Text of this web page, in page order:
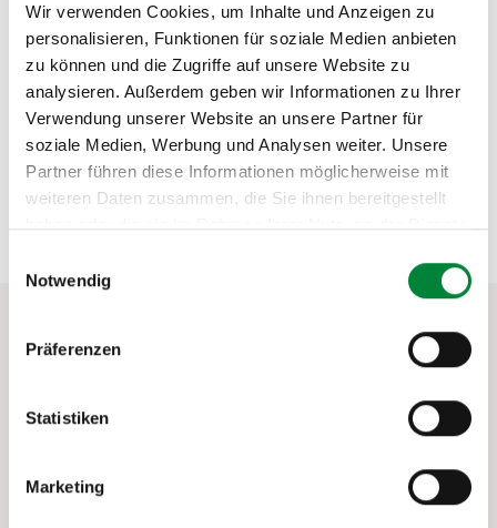
Wir verwenden Cookies, um Inhalte und Anzeigen zu
personalisieren, Funktionen für soziale Medien anbieten
zu können und die Zugriffe auf unsere Website zu
analysieren. Außerdem geben wir Informationen zu Ihrer
Verwendung unserer Website an unsere Partner für
soziale Medien, Werbung und Analysen weiter. Unsere
Partner führen diese Informationen möglicherweise mit
weiteren Daten zusammen, die Sie ihnen bereitgestellt
haben oder die sie im Rahmen Ihrer Nutzung der Dienste
Notwendig
Präferenzen
Statistiken
Marketing
Gesundheitsevents fördern wir
Mitarbeitendengesundheit, Teamgeist und
Lebensfreude – regional, digital und über
Grenzen hinaus.
Gesundheitsförderung
made in Münster
Wer steckt hinter Strong Partners? In diesem kurzen
Film bekommst du einen Einblick in unsere Arbeit,